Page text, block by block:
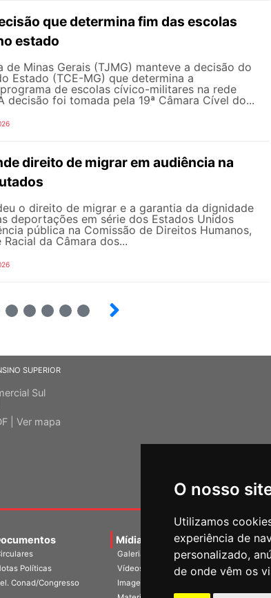
O nosso
Utilizamos
experiência de
personalizado,
de onde vêm os
que determina fim das escolas
estado
de Minas Gerais (TJMG) manteve a decisão do
Estado (TCE-MG) que determina a
de escolas cívico-militares na rede
decisão foi tomada pela 19ª Câmara Cível do...
direito de migrar em audiência na
o direito de migrar e a garantia da dignidade
deportações em série dos Estados Unidos
pública na Comissão de Direitos Humanos,
da Câmara dos...
SUPERIOR
Sul
| Ver mapa
Políticas
Conad/Congresso
Mídias
Galerias
Vídeos
Imagens
Agenda